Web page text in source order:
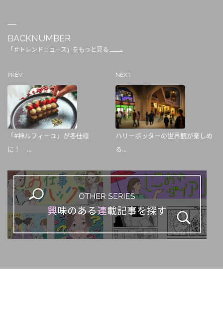
BACKNUMBER
「＃トレンドニュース」をもっと見る
PREV
「#神ルフィーユ」が冬仕様
に！ ...
NEXT
ハリーポッターの世界観が楽しめ
る...